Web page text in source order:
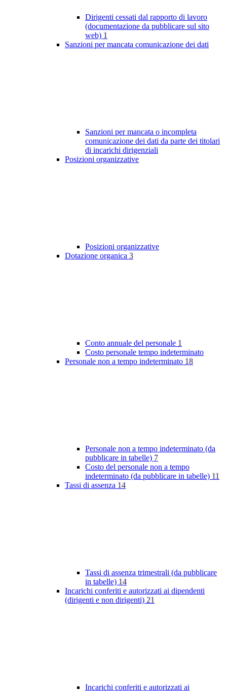
Dirigenti cessati dal rapporto di lavoro
(documentazione da pubblicare sul sito
web) 1
Sanzioni per mancata comunicazione dei dati
Sanzioni per mancata o incompleta
comunicazione dei dati da parte dei titolari
di incarichi dirigenziali
Posizioni organizzative
Posizioni organizzative
Dotazione organica 3
Conto annuale del personale 1
Costo personale tempo indeterminato
Personale non a tempo indeterminato 18
Personale non a tempo indeterminato (da
pubblicare in tabelle) 7
Costo del personale non a tempo
indeterminato (da pubblicare in tabelle) 11
Tassi di assenza 14
Tassi di assenza trimestrali (da pubblicare
in tabelle) 14
Incarichi conferiti e autorizzati ai dipendenti
(dirigenti e non dirigenti) 21
Incarichi conferiti e autorizzati ai